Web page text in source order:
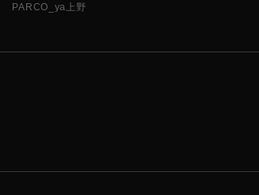
PARCO_ya上野